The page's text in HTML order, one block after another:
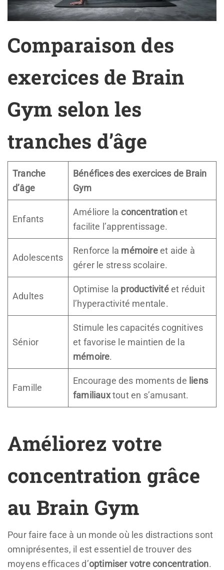
Comparaison des
exercices de Brain
Gym selon les
tranches d’âge
Tranche
d’âge
Bénéfices des exercices de Brain
Gym
Enfants
Améliore laconcentrationet
facilite l’apprentissage.
Adolescents
Renforce la mémoireet aide à
gérer le stress scolaire.
Adultes
Optimise la productivitéet réduit
l’hyperactivité mentale.
Sénior
Stimule les capacités cognitives
et favorise le maintien de la
mémoire.
Famille
Encourage des moments de liens
familiauxtout en s’amusant.
Améliorez votre
concentration grâce
au Brain Gym
Pour faire face à un monde où les distractions sont
omniprésentes, il est essentiel de trouver des
moyens efficaces d’optimiser votre concentration.